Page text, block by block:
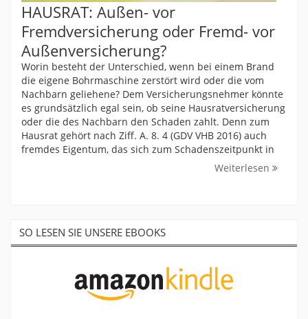
HAUSRAT: Außen- vor
Fremdversicherung oder Fremd- vor
Außenversicherung?
Worin besteht der Unterschied, wenn bei einem Brand
die eigene Bohrmaschine zerstört wird oder die vom
Nachbarn geliehene? Dem Versicherungsnehmer könnte
es grundsätzlich egal sein, ob seine Hausratversicherung
oder die des Nachbarn den Schaden zahlt. Denn zum
Hausrat gehört nach Ziff. A. 8. 4 (GDV VHB 2016) auch
fremdes Eigentum, das sich zum Schadenszeitpunkt in
Weiterlesen
SO LESEN SIE UNSERE EBOOKS